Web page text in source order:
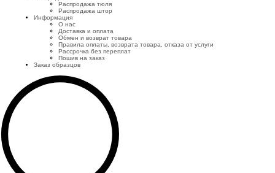
Распродажа тюля
Распродажа штор
Информация
О нас
Доставка и оплата
Обмен и возврат товара
Правила оплаты, возврата товара, отказа от услуги
Рассрочка без переплат
Пошив на заказ
Заказ образцов